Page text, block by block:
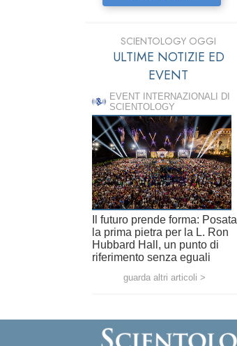
SCIENTOLOGY OGGI
ULTIME NOTIZIE ED
EVENT
EVENT INTERNAZIONALI DI
SCIENTOLOGY
Il futuro prende forma: Posata
la prima pietra per la L. Ron
Hubbard Hall, un punto di
riferimento senza eguali
guarda altri articoli >